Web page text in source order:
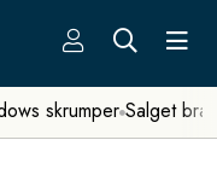
skrumper Salget